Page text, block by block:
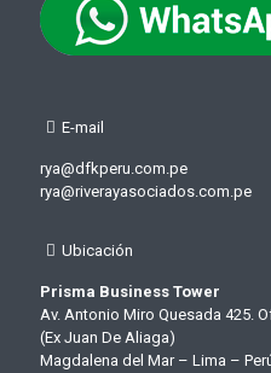
E-mail
rya@dfkperu.com.pe
rya@riverayasociados.com.pe
Ubicación
Prisma Business Tower
Av. Antonio Miro Quesada 425.
(Ex Juan De Aliaga)
Magdalena del Mar – Lima –